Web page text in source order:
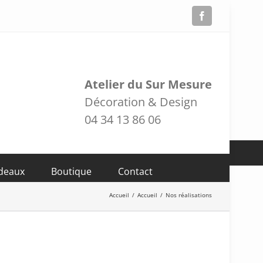
Atelier du Sur Mesure
Décoration & Design
04 34 13 86 06
Boutique Contact
Accueil / Accueil / Nos réalisations